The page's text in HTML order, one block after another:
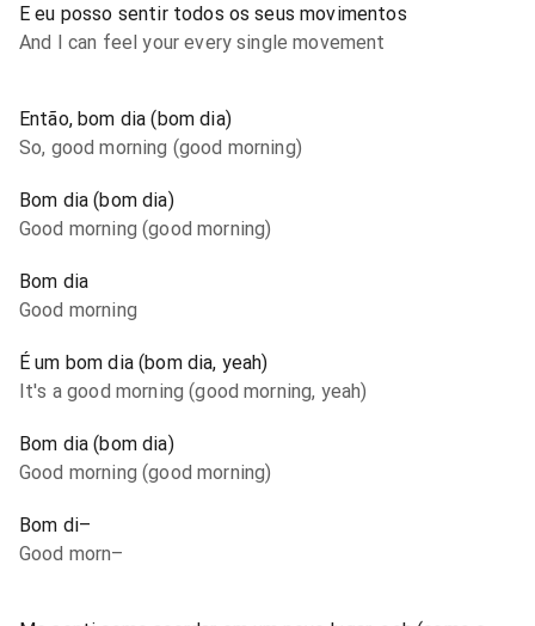
E eu posso sentir todos os seus movimentos
And I can feel your every single movement
Então, bom dia (bom dia)
So, good morning (good morning)
Bom dia (bom dia)
Good morning (good morning)
Bom dia
Good morning
É um bom dia (bom dia, yeah)
It's a good morning (good morning, yeah)
Bom dia (bom dia)
Good morning (good morning)
Bom di–
Good morn–